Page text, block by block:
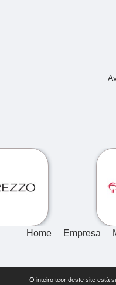
Home Empresa
O inteiro teor deste site está